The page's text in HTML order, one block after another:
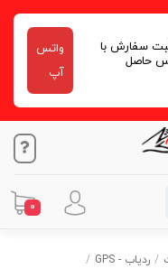
سفارش با
| 02191016261 تماس حاصل
واتس
آپ
0
/ ردیاب - GPS
/